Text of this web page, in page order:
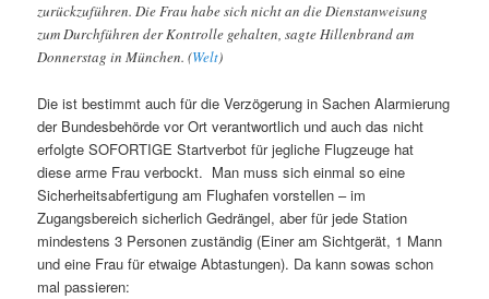
zurückzuführen. Die Frau habe sich nicht an die Dienstanweisung
zum Durchführen der Kontrolle gehalten, sagte Hillenbrand am
Donnerstag in München. (Welt)
Die ist bestimmt auch für die Verzögerung in Sachen Alarmierung
der Bundesbehörde vor Ort verantwortlich und auch das nicht
erfolgte SOFORTIGE Startverbot für jegliche Flugzeuge hat
diese arme Frau verbockt. Man muss sich einmal so eine
Sicherheitsabfertigung am Flughafen vorstellen – im
Zugangsbereich sicherlich Gedrängel, aber für jede Station
mindestens 3 Personen zuständig (Einer am Sichtgerät, 1 Mann
und eine Frau für etwaige Abtastungen). Da kann sowas schon
mal passieren: